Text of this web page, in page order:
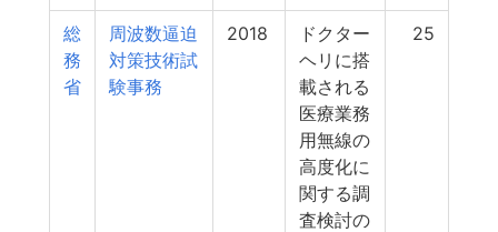
総
務
省
周波数逼迫
対策技術試
験事務
2018
ドクター
ヘリに搭
載される
医療業務
用無線の
高度化に
関する調
査検討の
25